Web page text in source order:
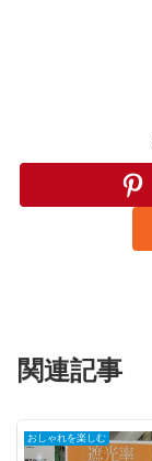
関連記事
おしゃれを楽しむ